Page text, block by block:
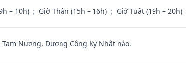
– 10h) ; Giờ Thân (15h – 16h) ; Giờ Tuất (19h – 20h)
Nương, Dương Công Kỵ Nhật nào.